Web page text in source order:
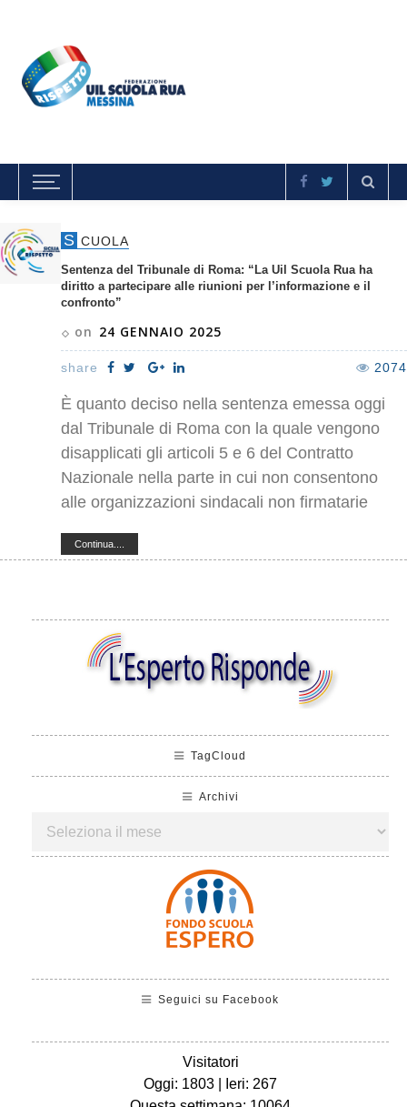
S CUOLA
Sentenza del Tribunale di Roma: “La Uil Scuola Rua ha
diritto a partecipare alle riunioni per l’informazione e il
confronto”
on 24 GENNAIO 2025
share 2074
È quanto deciso nella sentenza emessa oggi
dal Tribunale di Roma con la quale vengono
disapplicati gli articoli 5 e 6 del Contratto
Nazionale nella parte in cui non consentono
alle organizzazioni sindacali non firmatarie
Continua....
TagCloud
Archivi
Seguici su Facebook
Visitatori
Oggi: 1803 | Ieri: 267